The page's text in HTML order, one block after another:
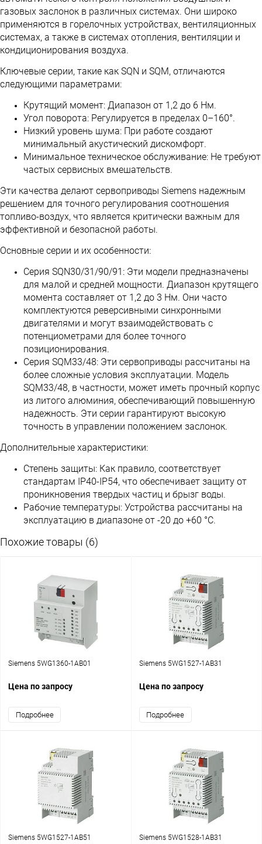
газовых заслонок в различных системах. Они широко
применяются в горелочных устройствах, вентиляционных
системах, а также в системах отопления, вентиляции и
кондиционирования воздуха.
Ключевые серии, такие как SQN и SQM, отличаются
следующими параметрами:
Крутящий момент: Диапазон от 1,2 до 6 Нм.
Угол поворота: Регулируется в пределах 0–160°.
Низкий уровень шума: При работе создают
минимальный акустический дискомфорт.
Минимальное техническое обслуживание: Не требуют
частых сервисных вмешательств.
Эти качества делают сервоприводы Siemens надежным
решением для точного регулирования соотношения
топливо-воздух, что является критически важным для
эффективной и безопасной работы.
Основные серии и их особенности:
Серия SQN30/31/90/91: Эти модели предназначены
для малой и средней мощности. Диапазон крутящего
момента составляет от 1,2 до 3 Нм. Они часто
комплектуются реверсивными синхронными
двигателями и могут взаимодействовать с
потенциометрами для более точного
позиционирования.
Серия SQM33/48: Эти сервоприводы рассчитаны на
более сложные условия эксплуатации. Модель
SQM33/48, в частности, может иметь прочный корпус
из литого алюминия, обеспечивающий повышенную
надежность. Эти серии гарантируют высокую
точность в управлении положением заслонок.
Дополнительные характеристики:
Степень защиты: Как правило, соответствует
стандартам IP40-IP54, что обеспечивает защиту от
проникновения твердых частиц и брызг воды.
Рабочие температуры: Устройства рассчитаны на
эксплуатацию в диапазоне от -20 до +60 °C.
Похожие товары (6)
Siemens 5WG1360-1AB01
Цена по запросу
Подробнее
Siemens 5WG1527-1AB31
Цена по запросу
Подробнее
Siemens 5WG1527-1AB51 Siemens 5WG1528-1AB31